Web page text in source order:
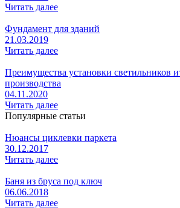
Читать далее
Фундамент для зданий
21.03.2019
Читать далее
Преимущества установки светильников
производства
04.11.2020
Читать далее
Популярные статьи
Нюансы циклевки паркета
30.12.2017
Читать далее
Баня из бруса под ключ
06.06.2018
Читать далее